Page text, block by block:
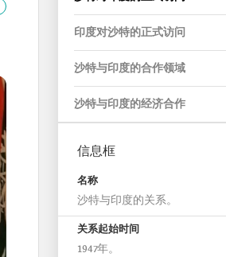
印度对沙特的正式访问
沙特与印度的合作领域
沙特与印度的经济合作
信息框
名称
沙特与印度的关系。
关系起始时间
1947年。